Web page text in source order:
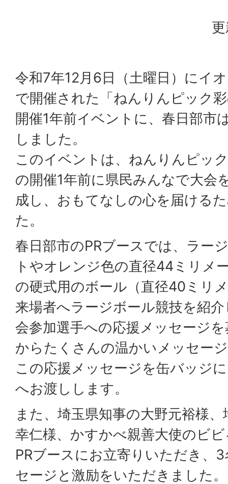
令和7年12月6日（土曜日）にイ
で開催された「ねんりんピック
開催1年前イベントに、春日部市
しました。
このイベントは、ねんりんピッ
の開催1年前に県民みんなで大会
成し、おもてなしの心を届ける
た。
春日部市のPRブースでは、ラー
トやオレンジ色の直径44ミリメ
の硬式用のボール（直径40ミリ
来場者へラージボール競技を紹
会参加選手への応援メッセージ
からたくさんの温かいメッセー
この応援メッセージを缶バッジ
へお渡しします。
また、埼玉県知事の大野元裕様
幸仁様、かすかべ親善大使のビ
PRブースにお立寄りいただき、
セージと激励をいただきました。